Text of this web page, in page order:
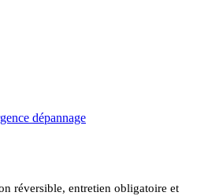
dépannage
réversible, entretien obligatoire et